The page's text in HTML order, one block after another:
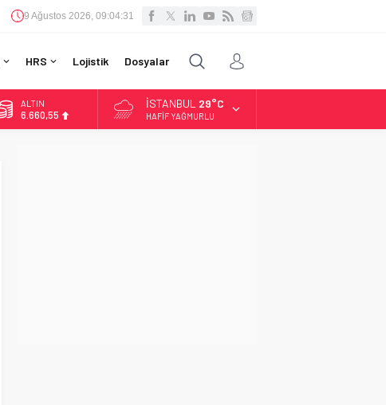
9 Ağustos 2026, 09:04:32
HRS Lojistik Dosyalar
ALTIN
6.660,55
İSTANBUL 29°C
HAFIF YAĞMURLU